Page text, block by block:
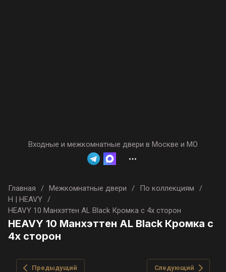
Входные и межкомнатные двери в Москве и МО
Главная / Межкомнатные двери / По коллекциям
/
H | HEAVY /
HEAVY 10 Манхэттен AL Black Кромка с 4х сторон
HEAVY 10 Манхэттен AL Black Кромка с
4х сторон
Предыдущий Следующий